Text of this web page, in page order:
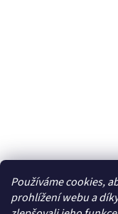
Používáme cookies,
prohlížení webu a
Sledovat